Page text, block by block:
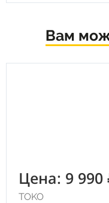
Вам
Цена: 9 990
TOKO